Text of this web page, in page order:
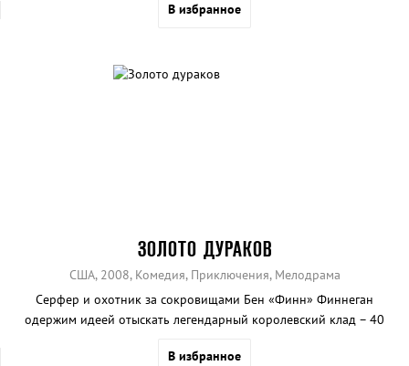
В избранное
ЗОЛОТО ДУРАКОВ
США, 2008, Комедия, Приключения, Мелодрама
Серфер и охотник за сокровищами Бен «Финн» Финнеган
одержим идеей отыскать легендарный королевский клад – 40
В избранное